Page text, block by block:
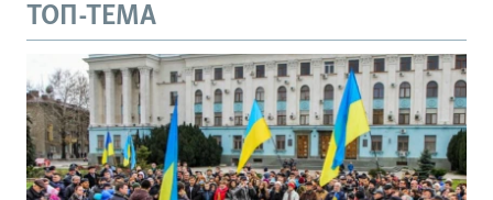
ТОП-ТЕМА